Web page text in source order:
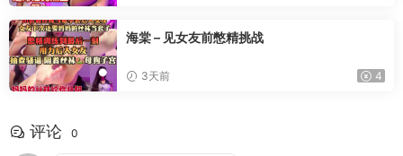
海棠 – 见女友前憋精挑战
3天前 4
评论 0